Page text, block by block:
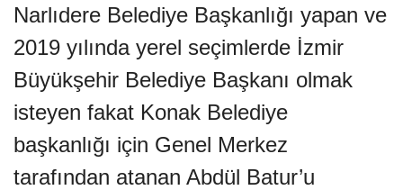
Narlıdere Belediye Başkanlığı yapan ve
2019 yılında yerel seçimlerde İzmir
Büyükşehir Belediye Başkanı olmak
isteyen fakat Konak Belediye
başkanlığı için Genel Merkez
tarafından atanan Abdül Batur’u